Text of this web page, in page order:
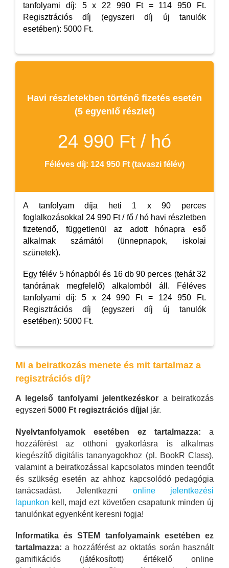
tanfolyami díj: 5 x 22 990 Ft = 114 950 Ft.
Regisztrációs díj (egyszeri díj új tanulók
esetében): 5000 Ft.
Havi részletekben történő fizetés esetén
(5 egyenlő részlet)
24 990 Ft / hó
Féléves díj: 124 950 Ft (tavaszi félév)
A tanfolyam díja heti 1 x 90 perces
foglalkozásokkal 24 990 Ft / fő / hó havi részletben
fizetendő, függetlenül az adott hónapra eső
alkalmak számától (ünnepnapok, iskolai
szünetek).
Egy félév 5 hónapból és 16 db 90 perces (tehát 32
tanórának megfelelő) alkalomból áll. Féléves
tanfolyami díj: 5 x 24 990 Ft = 124 950 Ft.
Regisztrációs díj (egyszeri díj új tanulók
esetében): 5000 Ft.
Mi a beiratkozás menete és mit tartalmaz a
regisztrációs díj?
A legelső tanfolyami jelentkezéskor a beiratkozás
egyszeri 5000 Ft regisztrációs díjjal jár.
Nyelvtanfolyamok esetében ez tartalmazza: a
hozzáférést az otthoni gyakorlásra is alkalmas
kiegészítő digitális tananyagokhoz (pl. BookR Class),
valamint a beiratkozással kapcsolatos minden teendőt
és szükség esetén az ahhoz kapcsolódó pedagógia
tanácsadást. Jelentkezni online jelentkezési
lapunkon kell, majd ezt követően csapatunk minden új
tanulónkat egyenként keresni fogja!
Informatika és STEM tanfolyamaink esetében ez
tartalmazza: a hozzáférést az oktatás során használt
gamifikációs (játékosított) értékelő online